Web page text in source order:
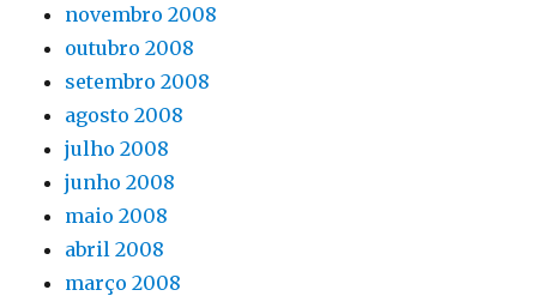
novembro 2008
outubro 2008
setembro 2008
agosto 2008
julho 2008
junho 2008
maio 2008
abril 2008
março 2008